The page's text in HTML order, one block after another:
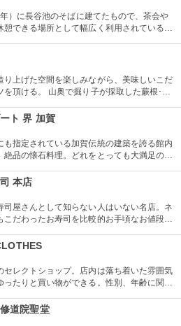
）に長谷池のそばに建てたもので、茶会や
憩できる場所として幅広く利用されている。
り上げた空間を楽しみながら、美味しいこだ
頂ける。 山奥で掘り子が採取した蕨根･葛
を是非召し上がれ。
ト 界 加賀
も指定されている加賀伝統の建築を誇る館内
絶品の懐石料理。どれをとっても大満足の星
本店
司屋さんとして知らない人はいない名店。ネ
こだわったお寿司を比較的お手頃なお値段で
セレクトショップ。店内は落ち着いた雰囲気
ったりと買い物ができる。性別、年齢に関係
にこだわったセレクト品はどれも素敵。
道院聖堂